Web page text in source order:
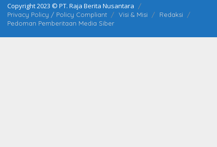
Copyright 2023 © PT. Raja Berita Nusantara
Privacy Policy / Policy Compliant Visi & Misi
Redaksi
Pedoman Pemberitaan Media Siber